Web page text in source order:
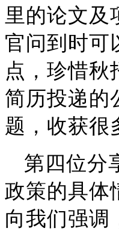
里的论文及
官问到时可
点，珍惜秋
简历投递的
题，收获很
第四位分
政策的具体
向我们强调